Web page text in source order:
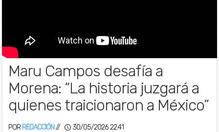
Maru Campos desafía a
Morena: “La historia juzgará a
quienes traicionaron a México”
POR REDACCIÓN // 30/05/2026 22:41